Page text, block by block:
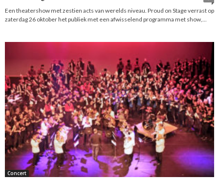
Een theatershow met zestien acts van werelds niveau. Proud on Stage verrast op
zaterdag 26 oktober het publiek met een afwisselend programma met show,...
Concert